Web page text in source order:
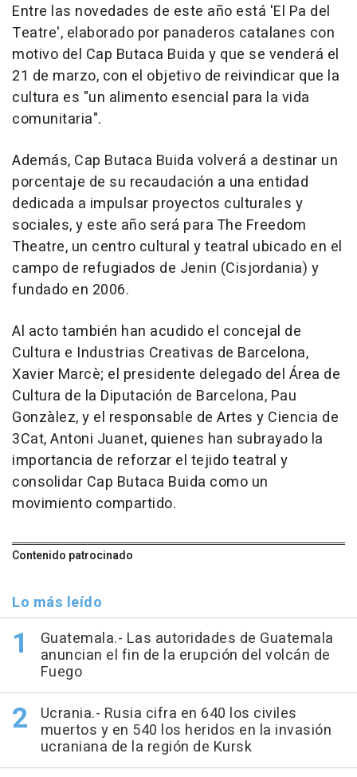
Entre las novedades de este año está 'El Pa del
Teatre', elaborado por panaderos catalanes con
motivo del Cap Butaca Buida y que se venderá el
21 de marzo, con el objetivo de reivindicar que la
cultura es "un alimento esencial para la vida
comunitaria".
Además, Cap Butaca Buida volverá a destinar un
porcentaje de su recaudación a una entidad
dedicada a impulsar proyectos culturales y
sociales, y este año será para The Freedom
Theatre, un centro cultural y teatral ubicado en el
campo de refugiados de Jenin (Cisjordania) y
fundado en 2006.
Al acto también han acudido el concejal de
Cultura e Industrias Creativas de Barcelona,
Xavier Marcè; el presidente delegado del Área de
Cultura de la Diputación de Barcelona, Pau
Gonzàlez, y el responsable de Artes y Ciencia de
3Cat, Antoni Juanet, quienes han subrayado la
importancia de reforzar el tejido teatral y
consolidar Cap Butaca Buida como un
movimiento compartido.
Contenido patrocinado
Lo más leído
Guatemala.- Las autoridades de Guatemala
anuncian el fin de la erupción del volcán de
Fuego
Ucrania.- Rusia cifra en 640 los civiles
muertos y en 540 los heridos en la invasión
ucraniana de la región de Kursk